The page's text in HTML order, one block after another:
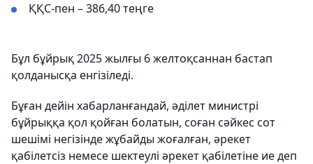
ҚҚС-пен – 386,40 теңге
Бұл бұйрық 2025 жылғы 6 желтоқсаннан бастап
қолданысқа енгізіледі.
Бұған дейін хабарланғандай, әділет министрі
бұйрыққа қол қойған болатын, соған сәйкес сот
шешімі негізінде жұбайды жоғалған, әрекет
қабілетсіз немесе шектеулі әрекет қабілетіне ие деп